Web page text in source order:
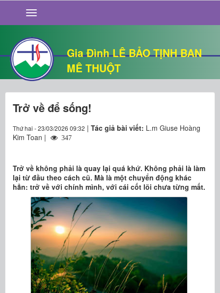
Gia Đình LÊ BẢO TỊNH BAN
MÊ THUỘT
GIỚI THIỆU
TIN TỨC
SỐNG ĐẠO
CHUYỆN NHÀ
QUÁN VĂN
THƯ GIÃN
Trở về để sống!
Thứ hai - 23/03/2026 09:32 | Tác giả bài viết: L.m Giuse Hoàng
Kim Toan |
347
Trở về không phải là quay lại quá khứ. Không phải là làm
lại từ đầu theo cách cũ. Mà là một chuyển động khác
hẳn: trở về với chính mình, với cái cốt lõi chưa từng mất.